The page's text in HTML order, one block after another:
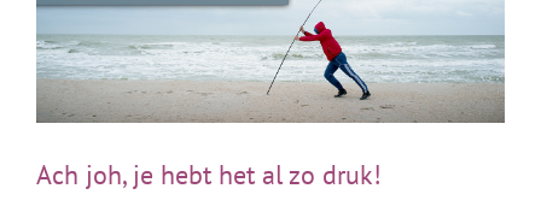
Ach joh, je hebt het al zo druk!